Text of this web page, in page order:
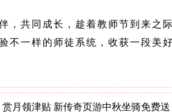
，共同成长，趁着教师节到来之
不一样的师徒系统，收获一段美
赏月领津贴 新传奇页游中秋坐骑免费送